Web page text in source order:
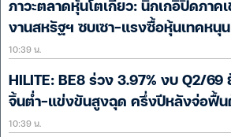
ภาวะตลาดหุ้นโตเกียว: นิกเกอิปิดภาค
งานสหรัฐฯ ซบเซา-แรงซื้อหุ้นเทคหนุน
10:39 น.
HILITE: BE8 ร่วง 3.97% งบ Q2/
จิ้นต่ำ-แข่งขันสูงฉุด ครึ่งปีหลังจ่อฟื้น
10:39 น.